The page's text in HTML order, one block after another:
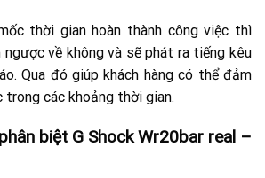
thời gian hoàn thành công việc thì
về không và sẽ phát ra tiếng kêu
Qua đó giúp khách hàng có thể đảm
trong các khoảng thời gian.
biệt G Shock Wr20bar real –